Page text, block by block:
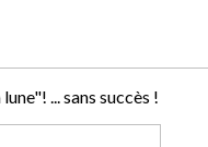
... sans succès !